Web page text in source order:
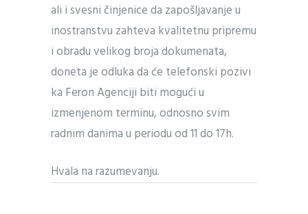
ali i svesni činjenice da zapošljavanje u
inostranstvu zahteva kvalitetnu pripremu
i obradu velikog broja dokumenata,
doneta je odluka da će telefonski pozivi
ka Feron Agenciji biti mogući u
izmenjenom terminu, odnosno svim
radnim danima u periodu od 11 do 17h.
Hvala na razumevanju.